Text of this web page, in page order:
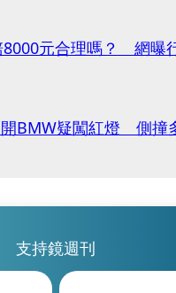
元合理嗎？ 網曝
BMW疑闖紅燈 側撞
支持鏡週刊